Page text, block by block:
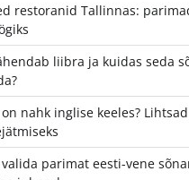
restoranid Tallinnas:
liibra ja kuidas seda
nahk inglise keeles?
parimat eesti-vene